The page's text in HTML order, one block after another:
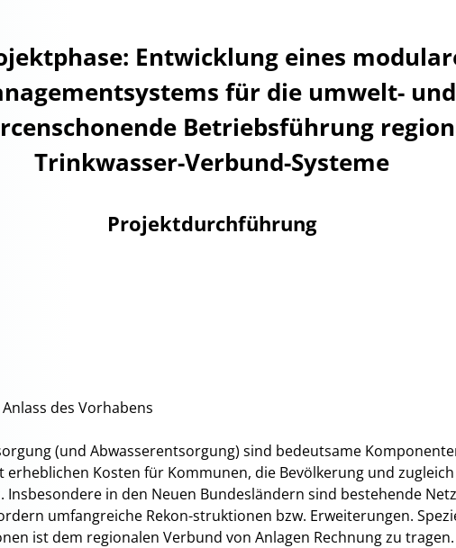
Entwicklung eines
für die umwelt- und
Betriebsführung
Trinkwasser-Verbund-Systeme
Projektdurchführung
des Vorhabens
(und Abwasserentsorgung) sind bedeutsame
Kosten für Kommunen, die Bevölkerung und
Insbesondere in den Neuen Bundesländern sind bestehende
umfangreiche Rekon-struktionen bzw. Erweiterungen.
ist dem regionalen Verbund von Anlagen Rechnung zu